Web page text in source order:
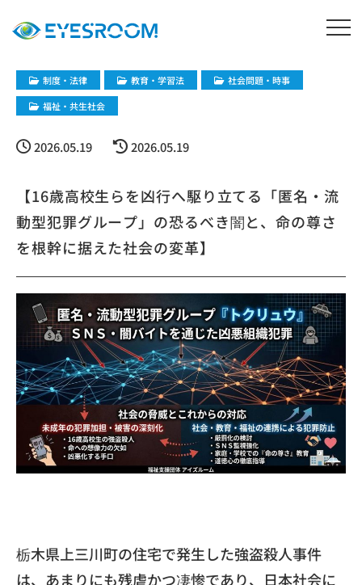
制度・法律 教育・学習法
社会問題・時事
福祉・共生社会
2026.05.19 2026.05.19
【16歳高校生らを凶行へ駆り立てる「匿名・流
動型犯罪グループ」の恐るべき闇と、命の尊さ
を根幹に据えた社会の変革】
​栃木県上三川町の住宅で発生した強盗殺人事件
は、 あまりにも残虐かつ凄惨であり、 日本社会に